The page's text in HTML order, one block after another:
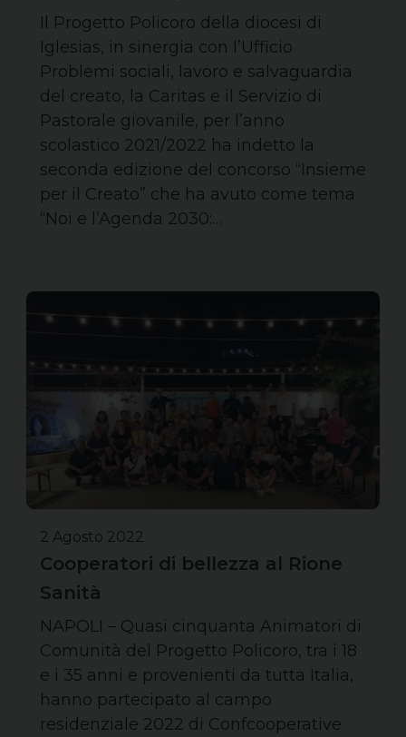
Il Progetto Policoro della diocesi di
Iglesias, in sinergia con l’Ufficio
Problemi sociali, lavoro e salvaguardia
del creato, la Caritas e il Servizio di
Pastorale giovanile, per l’anno
scolastico 2021/2022 ha indetto la
seconda edizione del concorso “Insieme
per il Creato” che ha avuto come tema
“Noi e l’Agenda 2030:…
2 Agosto 2022
Cooperatori di bellezza al Rione
Sanità
NAPOLI – Quasi cinquanta Animatori di
Comunità del Progetto Policoro, tra i 18
e i 35 anni e provenienti da tutta Italia,
hanno partecipato al campo
residenziale 2022 di Confcooperative